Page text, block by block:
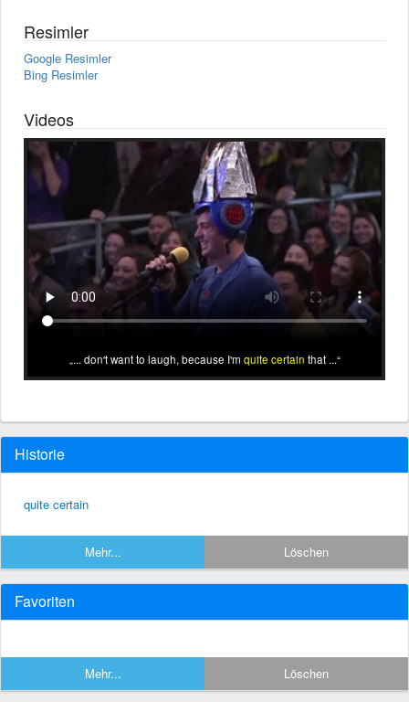
Resimler
Google Resimler
Bing Resimler
Videos
... don't want to laugh, because I'm quite certain that ...
Historie
quite certain
Mehr... Löschen
Favoriten
Mehr... Löschen